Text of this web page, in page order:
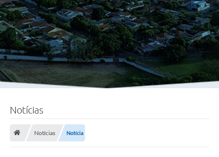
Notícias
Notícias Notícia